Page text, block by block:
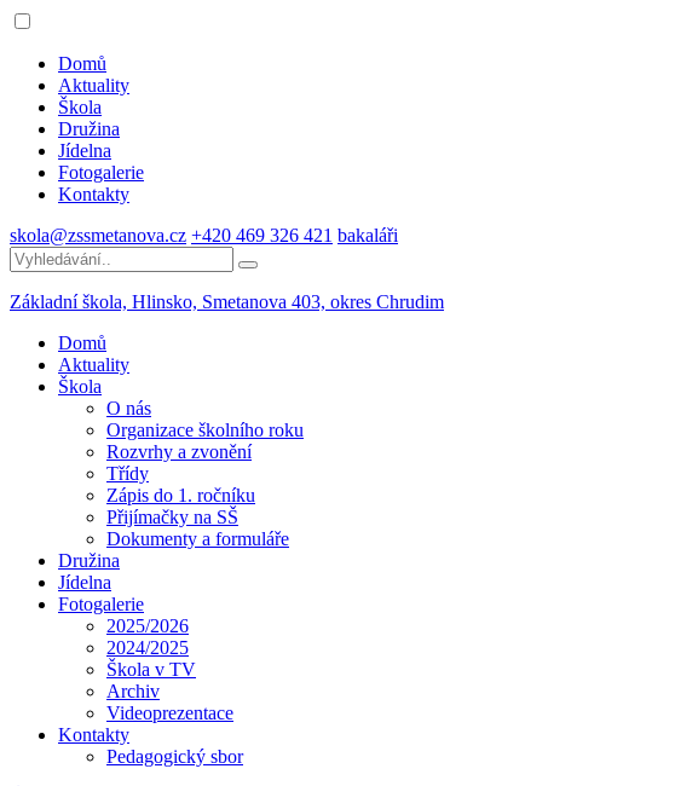
Domů
Aktuality
Škola
Družina
Jídelna
Fotogalerie
Kontakty
skola@zssmetanova.cz +420 469 326 421 bakaláři
Základní škola, Hlinsko, Smetanova 403, okres Chrudim
Domů
Aktuality
Škola
O nás
Organizace školního roku
Rozvrhy a zvonění
Třídy
Zápis do 1. ročníku
Přijímačky na SŠ
Dokumenty a formuláře
Družina
Jídelna
Fotogalerie
2025/2026
2024/2025
Škola v TV
Archiv
Videoprezentace
Kontakty
Pedagogický sbor